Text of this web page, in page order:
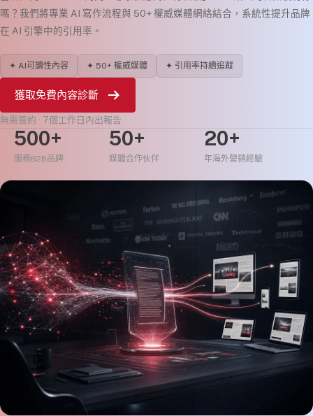
嗎？我們將專業 AI 寫作流程與 50+ 權威媒體網絡結合，系統性提升品牌
在 AI 引擎中的引用率。
✦ AI可讀性內容 ✦ 50+ 權威媒體 ✦ 引用率持續追蹤
獲取免費內容診斷
無需簽約 · 7個工作日內出報告
500+
服務B2B品牌
50+
媒體合作伙伴
20+
年海外營銷經驗